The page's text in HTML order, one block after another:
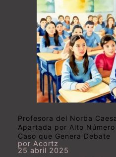
Profesora del Norba
Apartada por Alto
Caso que Genera Debate
por Acortz
25 abril 2025